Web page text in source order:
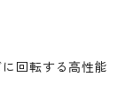
回転する高性能